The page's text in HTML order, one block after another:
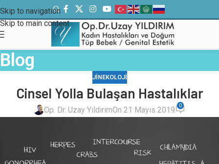
Skip to navigation
Skip to main content
Blog
JINEKOLOJI
Cinsel Yolla Bulaşan Hastalıklar
Op. Dr. Uzay YıldırımOn 21 Mayıs 2019 0